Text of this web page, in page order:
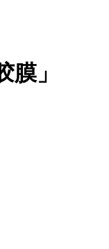
膜」